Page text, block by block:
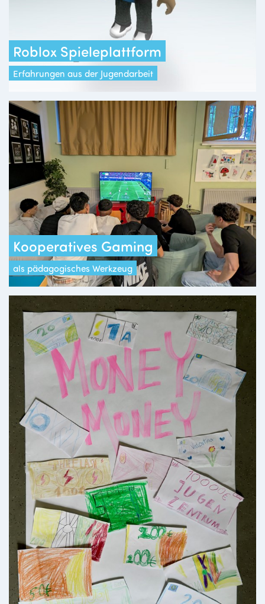
Roblox Spieleplattform
Erfahrungen aus der Jugendarbeit
Kooperatives Gaming
als pädagogisches Werkzeug